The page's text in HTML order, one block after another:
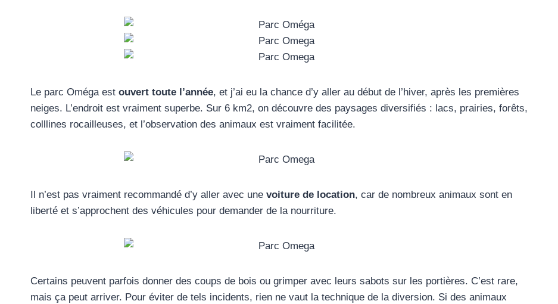
Le parc Oméga est ouvert toute l’année, et j’ai eu la chance d’y aller au début de l’hiver, après les premières
neiges. L’endroit est vraiment superbe. Sur 6 km2, on découvre des paysages diversifiés : lacs, prairies, forêts,
colllines rocailleuses, et l’observation des animaux est vraiment facilitée.
Il n’est pas vraiment recommandé d’y aller avec une voiture de location, car de nombreux animaux sont en
liberté et s’approchent des véhicules pour demander de la nourriture.
Certains peuvent parfois donner des coups de bois ou grimper avec leurs sabots sur les portières. C’est rare,
mais ça peut arriver. Pour éviter de tels incidents, rien ne vaut la technique de la diversion. Si des animaux